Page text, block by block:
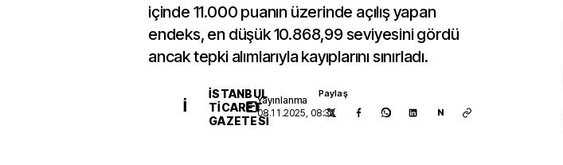
içinde 11.000 puanın üzerinde açılış yapan
endeks, en düşük 10.868,99 seviyesini gördü
ancak tepki alımlarıyla kayıplarını sınırladı.
İ
İSTANBUL
TICARET
GAZETESI
Yayınlanma
08.11.2025, 08:32
Paylaş
N